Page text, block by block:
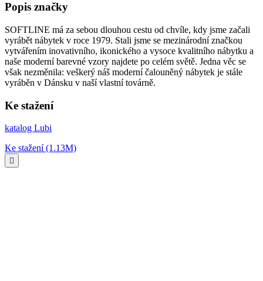
Popis značky
SOFTLINE má za sebou dlouhou cestu od chvíle, kdy jsme začali
vyrábět nábytek v roce 1979. Stali jsme se mezinárodní značkou
vytvářením inovativního, ikonického a vysoce kvalitního nábytku a
naše moderní barevné vzory najdete po celém světě. Jedna věc se
však nezměnila: veškerý náš moderní čalouněný nábytek je stále
vyráběn v Dánsku v naší vlastní továrně.
Ke stažení
katalog Lubi
Ke stažení (1.13M)
